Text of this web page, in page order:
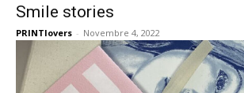
Smile stories
PRINTlovers - Novembre 4, 2022